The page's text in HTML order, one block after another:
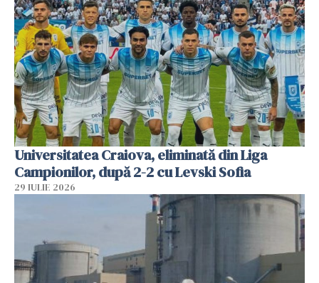
Universitatea Craiova, eliminată din Liga
Campionilor, după 2-2 cu Levski Sofia
29 IULIE 2026